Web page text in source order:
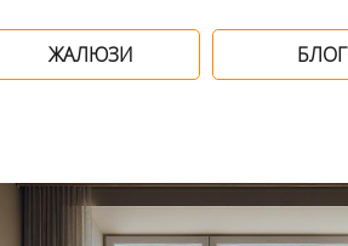
ЖАЛЮЗИ БЛОГ